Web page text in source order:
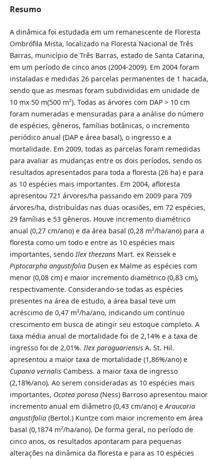
Resumo
A dinâmica foi estudada em um remanescente de Floresta
Ombrófila Mista, localizado na Floresta Nacional de Três
Barras, município de Três Barras, estado de Santa Catarina,
em um período de cinco anos (2004-2009). Em 2004 foram
instaladas e medidas 26 parcelas permanentes de 1 hacada,
sendo que as mesmas foram subdivididas em unidade de
10 mx 50 m(500 m²). Todas as árvores com DAP > 10 cm
foram numeradas e mensuradas para a análise do número
de espécies, gêneros, famílias botânicas, o incremento
periódico anual (DAP e área basal), o ingresso e a
mortalidade. Em 2009, todas as parcelas foram remedidas
para avaliar as mudanças entre os dois períodos, sendo os
resultados apresentados para toda a floresta (26 ha) e para
as 10 espécies mais importantes. Em 2004, afloresta
apresentou 721 árvores/ha passando em 2009 para 709
árvores/ha, distribuídas nas duas ocasiões, em 72 espécies,
29 famílias e 53 gêneros. Houve incremento diamétrico
anual (0,27 cm/ano) e da área basal (0,28 m²/ha/ano) para a
floresta como um todo e entre as 10 espécies mais
importantes, sendoIlex theezansMart. ex Reissek e
Piptocarpha angustifolia Dusen ex Malme as espécies com
menor (0,08 cm) e maior incremento diamétrico (0,83 cm),
respectivamente. Considerando-se todas as espécies
presentes na área de estudo, a área basal teve um
acréscimo de 0,47 m²/ha/ano, indicando um contínuo
crescimento em busca de atingir seu estoque completo. A
taxa média anual de mortalidade foi de 2,14% e a taxa de
ingresso foi de 2,01%.Ilex paraguariensis A. St. Hil.
apresentou a maior taxa de mortalidade (1,86%/ano) e
Cupania vernalis Cambess. a maior taxa de ingresso
(2,18%/ano). Ao serem consideradas as 10 espécies mais
importantes, Ocotea porosa (Ness) Barroso apresentou maior
incremento anual em diâmetro (0,43 cm/ano) eAraucaria
angustifolia (Bertol.) Kuntze com maior incremento em área
basal (0,1874 m²/ha/ano). De forma geral, no período de
cinco anos, os resultados apontaram para pequenas
alterações na dinâmica da floresta e para as 10 espécies